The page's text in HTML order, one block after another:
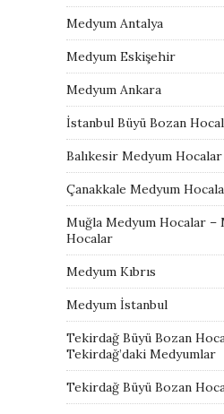
Medyum Antalya
Medyum Eskişehir
Medyum Ankara
İstanbul Büyü Bozan
Balıkesir Medyum Hocalar
Çanakkale Medyum
Muğla Medyum Hocalar –
Hocalar
Medyum Kıbrıs
Medyum İstanbul
Tekirdağ Büyü Bozan
Tekirdağ’daki Medyumlar
Tekirdağ Büyü Bozan